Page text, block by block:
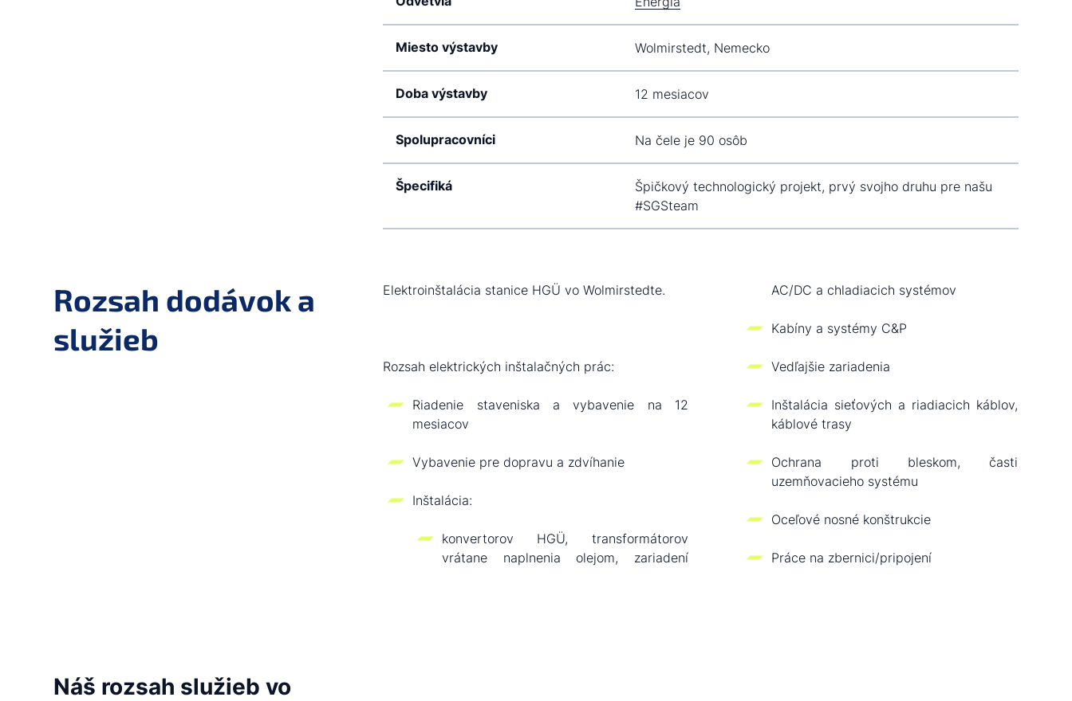
Miesto výstavby Wolmirstedt, Nemecko
Doba výstavby 12 mesiacov
Spolupracovníci Na čele je 90 osôb
Špecifiká
Špičkový technologický projekt, prvý svojho druhu pre našu
#SGSteam
Rozsah dodávok a
služieb
Elektroinštalácia stanice HGÜ vo Wolmirstedte.
Rozsah elektrických inštalačných prác:
Riadenie staveniska a vybavenie na 12
mesiacov
Vybavenie pre dopravu a zdvíhanie
Inštalácia:
konvertorov HGÜ, transformátorov
vrátane naplnenia olejom, zariadení
AC/DC a chladiacich systémov
Kabíny a systémy C&P
Vedľajšie zariadenia
Inštalácia sieťových a riadiacich káblov,
káblové trasy
Ochrana proti bleskom, časti
uzemňovacieho systému
Oceľové nosné konštrukcie
Práce na zbernici/pripojení
Náš rozsah služieb vo